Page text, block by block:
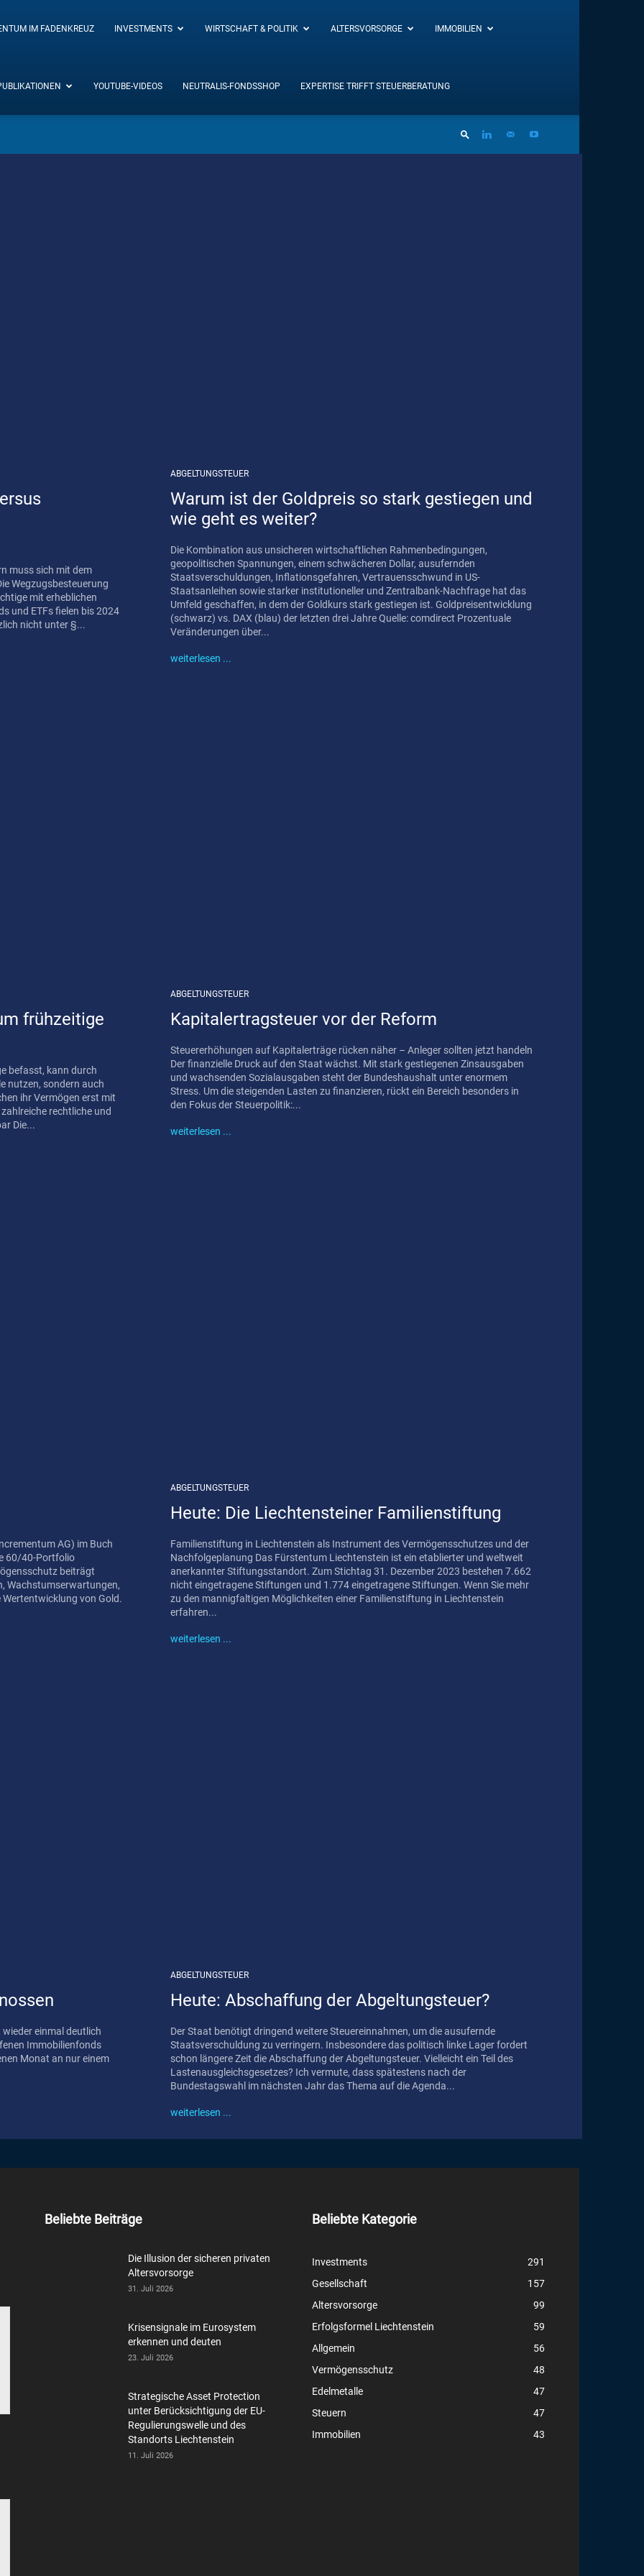
IM FADENKREUZ INVESTMENTS WIRTSCHAFT & POLITIK ALTERSVORSORGE IMMOBILIEN
YOUTUBE-VIDEOS NEUTRALIS-FONDSSHOP EXPERTISE TRIFFT STEUERBERATUNG
muss sich mit dem
mit erheblichen
und ETFs fielen bis 2024
nicht unter §...
ABGELTUNGSTEUER
Warum ist der Goldpreis so stark gestiegen und
wie geht es weiter?
Die Kombination aus unsicheren wirtschaftlichen Rahmenbedingungen,
geopolitischen Spannungen, einem schwächeren Dollar, ausufernden
Staatsverschuldungen, Inflationsgefahren, Vertrauensschwund in US-
Staatsanleihen sowie starker institutioneller und Zentralbank-Nachfrage hat das
Umfeld geschaffen, in dem der Goldkurs stark gestiegen ist. Goldpreisentwicklung
(schwarz) vs. DAX (blau) der letzten drei Jahre Quelle: comdirect Prozentuale
Veränderungen über...
weiterlesen ...
frühzeitige
befasst, kann durch
nutzen, sondern auch
ihr Vermögen erst mit
rechtliche und
Die...
ABGELTUNGSTEUER
Kapitalertragsteuer vor der Reform
Steuererhöhungen auf Kapitalerträge rücken näher – Anleger sollten jetzt handeln
Der finanzielle Druck auf den Staat wächst. Mit stark gestiegenen Zinsausgaben
und wachsenden Sozialausgaben steht der Bundeshaushalt unter enormem
Stress. Um die steigenden Lasten zu finanzieren, rückt ein Bereich besonders in
den Fokus der Steuerpolitik:...
weiterlesen ...
AG) im Buch
beiträgt
Wachstumserwartungen,
von Gold.
ABGELTUNGSTEUER
Heute: Die Liechtensteiner Familienstiftung
Familienstiftung in Liechtenstein als Instrument des Vermögensschutzes und der
Nachfolgeplanung Das Fürstentum Liechtenstein ist ein etablierter und weltweit
anerkannter Stiftungsstandort. Zum Stichtag 31. Dezember 2023 bestehen 7.662
nicht eingetragene Stiftungen und 1.774 eingetragene Stiftungen. Wenn Sie mehr
zu den mannigfaltigen Möglichkeiten einer Familienstiftung in Liechtenstein
erfahren...
weiterlesen ...
einmal deutlich
Immobilienfonds
Monat an nur einem
ABGELTUNGSTEUER
Heute: Abschaffung der Abgeltungsteuer?
Der Staat benötigt dringend weitere Steuereinnahmen, um die ausufernde
Staatsverschuldung zu verringern. Insbesondere das politisch linke Lager fordert
schon längere Zeit die Abschaffung der Abgeltungsteuer. Vielleicht ein Teil des
Lastenausgleichsgesetzes? Ich vermute, dass spätestens nach der
Bundestagswahl im nächsten Jahr das Thema auf die Agenda...
weiterlesen ...
Beliebte Beiträge
Die Illusion der sicheren privaten
Altersvorsorge
31. Juli 2026
Krisensignale im Eurosystem
erkennen und deuten
23. Juli 2026
Strategische Asset Protection
unter Berücksichtigung der EU-
Regulierungswelle und des
Standorts Liechtenstein
11. Juli 2026
Beliebte Kategorie
Investments
291
Gesellschaft
157
Altersvorsorge
99
Erfolgsformel Liechtenstein
59
Allgemein
56
Vermögensschutz
48
Edelmetalle
47
Steuern
47
Immobilien
43